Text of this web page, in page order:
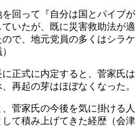
回って『自分は国とパイプが
いたが、既に災害救助法が適
で、地元党員の多くはシラケ
正式に内定すると、菅家氏は
再起の芽はほぼなくなった。
菅家氏の今後を気に掛ける人
て積み上げてきた経歴（会津